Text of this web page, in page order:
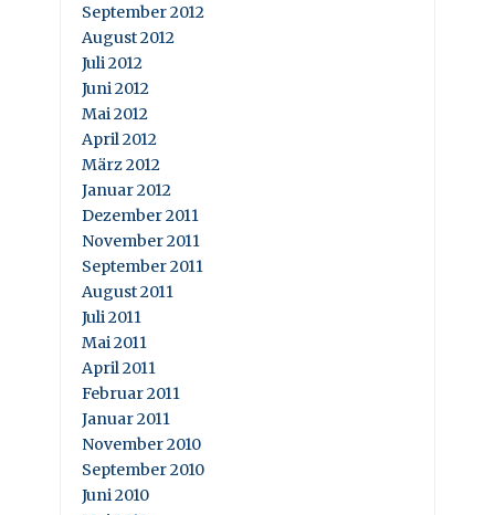
September 2012
August 2012
Juli 2012
Juni 2012
Mai 2012
April 2012
März 2012
Januar 2012
Dezember 2011
November 2011
September 2011
August 2011
Juli 2011
Mai 2011
April 2011
Februar 2011
Januar 2011
November 2010
September 2010
Juni 2010